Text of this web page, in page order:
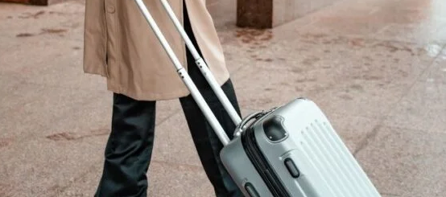
8 de agosto de 2026 ] Epa Colombia fue trasladada de la Escuela de Carabineros a La Picaleña: los
que precipitaron su salida de Bogotá JUDICIALES